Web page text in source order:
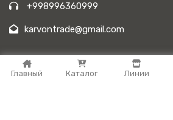
Главный Каталог Линии
+998996360999
karvontrade@gmail.com
МЫ НАХОДИМСЯ ПО АДРЕСУ: